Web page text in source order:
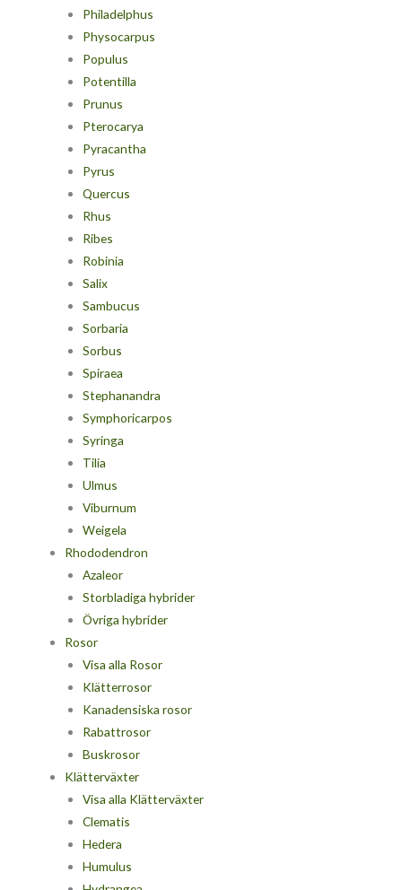
Philadelphus
Physocarpus
Populus
Potentilla
Prunus
Pterocarya
Pyracantha
Pyrus
Quercus
Rhus
Ribes
Robinia
Salix
Sambucus
Sorbaria
Sorbus
Spiraea
Stephanandra
Symphoricarpos
Syringa
Tilia
Ulmus
Viburnum
Weigela
Rhododendron
Azaleor
Storbladiga hybrider
Övriga hybrider
Rosor
Visa alla Rosor
Klätterrosor
Kanadensiska rosor
Rabattrosor
Buskrosor
Klätterväxter
Visa alla Klätterväxter
Clematis
Hedera
Humulus